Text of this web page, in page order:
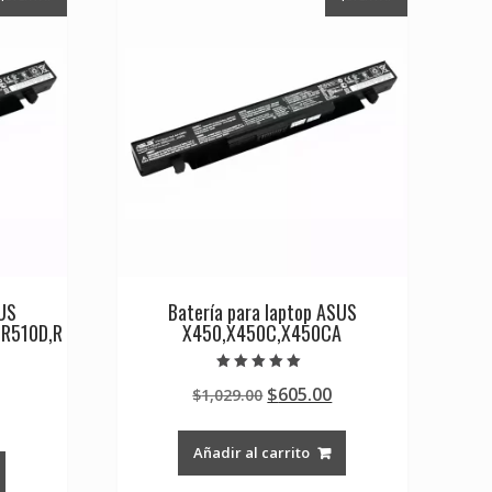
Batería para laptop ASUS
X450,X450C,X450CA
5.00
de 5
$1,029.00 Original
was:
$1,029.00.
$605.00Current
Añadir al carrito